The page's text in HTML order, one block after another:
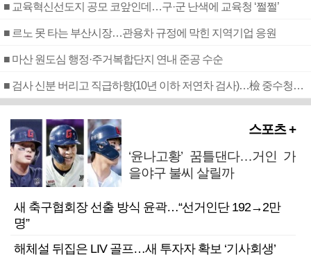
■ 교육혁신선도지 공모 코앞인데…구·군 난색에 교육청 ‘쩔쩔’
■ 르노 못 타는 부산시장…관용차 규정에 막힌 지역기업 응원
■ 마산 원도심 행정·주거복합단지 연내 준공 수순
■ 검사 신분 버리고 직급하향(10년 이하 저연차 검사)…檢 중수청행 기피
스포츠 +
‘윤나고황’ 꿈틀댄다…거인 가
을야구 불씨 살릴까
새 축구협회장 선출 방식 윤곽…“선거인단 192→2만
명”
해체설 뒤집은 LIV 골프…새 투자자 확보 ‘기사회생’